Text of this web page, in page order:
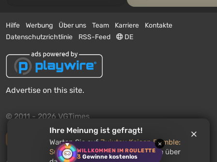
WILLKOMMEN IM ROULETTE
3 Gewinne kostenlos
×
Hilfe Werbung Über uns Team Karriere
Kontakte
Datenschutzrichtlinie
RSS-Feed DE
Advertise on this site.
© 2011 - 2026 VGTimes
Vollständige Version
Push-Benachrichtigungen über Nachrichten:
Ihre Meinung ist gefragt!
Warten Sie aufJujutsu Kaisen Rumble:
Survivaton? Erzählen Sie, was Sie über